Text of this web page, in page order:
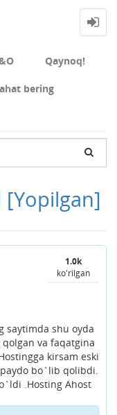
Qaynoq!
bering
[Yopilgan]
1.0k
ko'rilgan
saytimda shu oyda
va faqatgina
kirsam eski
bo`lib qolibdi.
.Hosting Ahost